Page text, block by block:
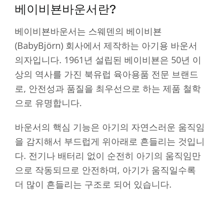
베이비뵨바운서란?
베이비뵨바운서는 스웨덴의 베이비뵨
(BabyBjörn) 회사에서 제작하는 아기용 바운서
의자입니다. 1961년 설립된 베이비뵨은 50년 이
상의 역사를 가진 북유럽 육아용품 전문 브랜드
로, 안전성과 품질을 최우선으로 하는 제품 철학
으로 유명합니다.
바운서의 핵심 기능은 아기의 자연스러운 움직임
을 감지해서 부드럽게 위아래로 흔들리는 것입니
다. 전기나 배터리 없이 순전히 아기의 움직임만
으로 작동되므로 안전하며, 아기가 움직일수록
더 많이 흔들리는 구조로 되어 있습니다.